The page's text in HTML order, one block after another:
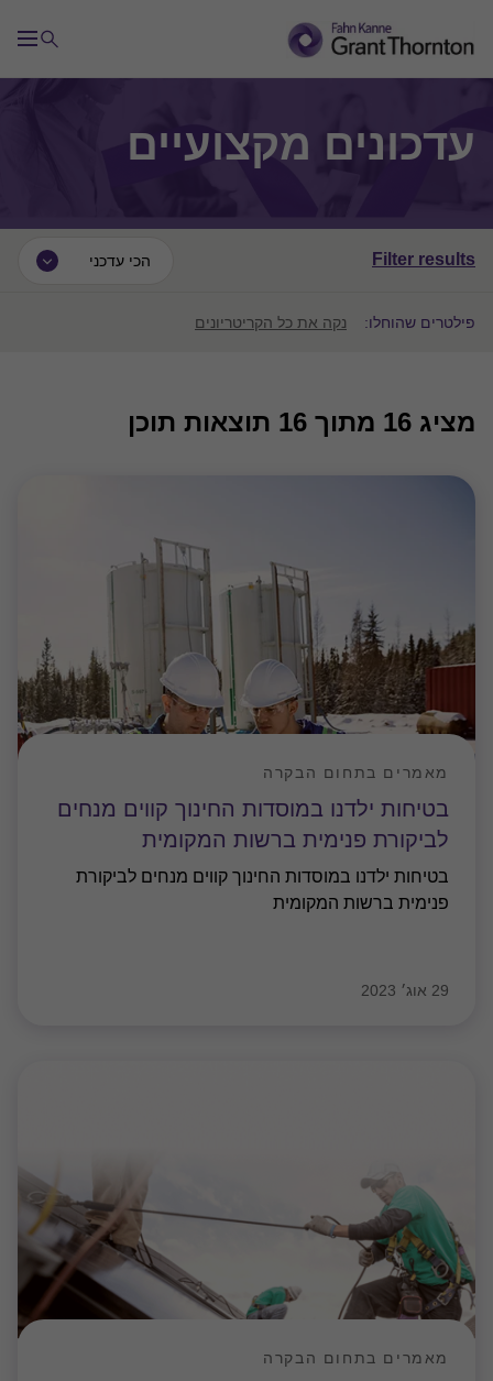
עדכונים מקצועיים
Filter results
פילטרים שהוחלו: נקה את כל הקריטריונים
מציג 16 מתוך 16 תוצאות תוכן
הכי עדכני
בטיחות ילדנו במוסדות החינוך קווים מנחים
לביקורת פנימית ברשות המקומית
מאמרים בתחום הבקרה
בטיחות ילדנו במוסדות החינוך קווים מנחים לביקורת
פנימית ברשות המקומית
29 אוג׳ 2023
מאמרים בתחום הבקרה